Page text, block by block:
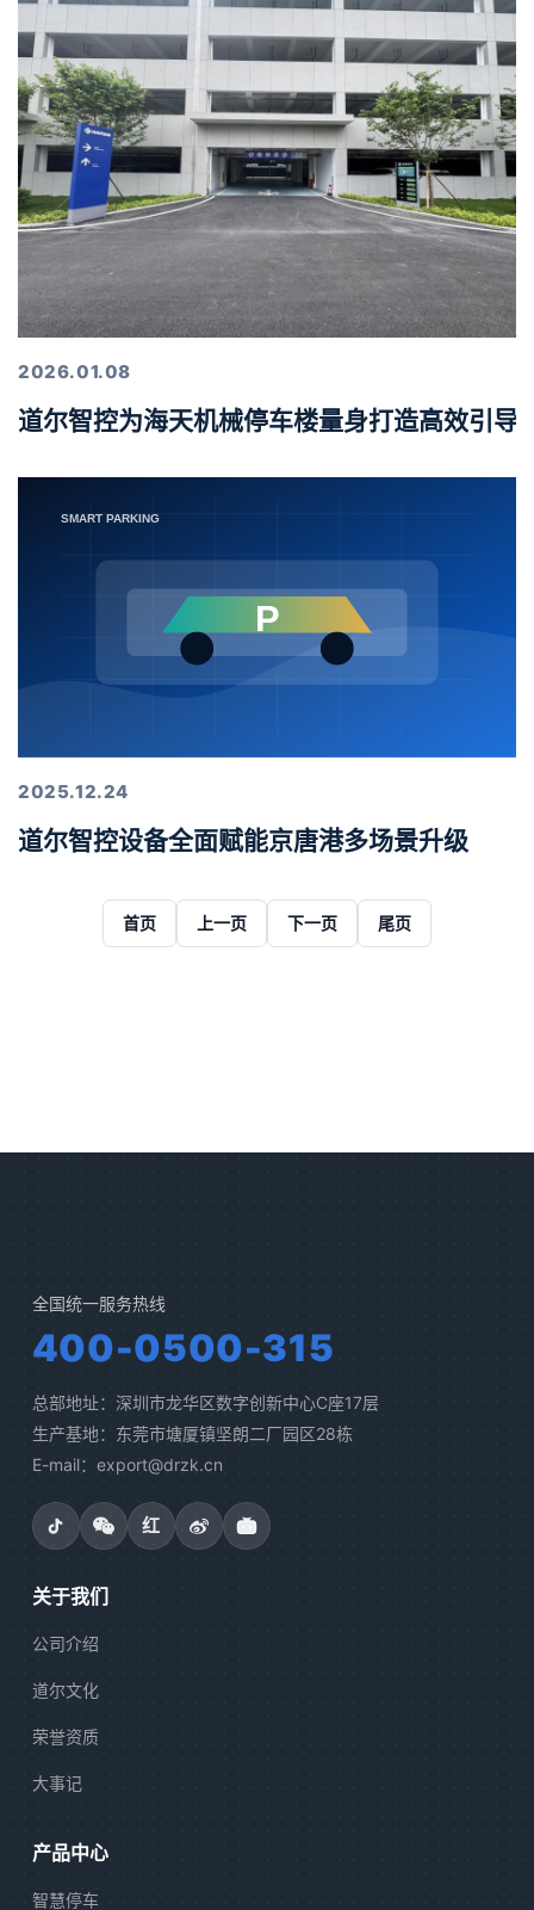
2026.01.08
道尔智控为海天机械停车楼量身打造高效引导
2025.12.24
道尔智控设备全面赋能京唐港多场景升级
首页 上一页 下一页 尾页
全国统一服务热线
400-0500-315
总部地址：深圳市龙华区数字创新中心C座17层
生产基地：东莞市塘厦镇坚朗二厂园区28栋
E-mail：export@drzk.cn
红
关于我们
公司介绍
道尔文化
荣誉资质
大事记
产品中心
智慧停车